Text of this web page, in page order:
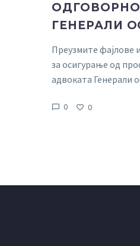
ГЕНЕРАЛИ
Преузмите фајлове
за осигурање од
адвоката Генерали
упдате
0 0